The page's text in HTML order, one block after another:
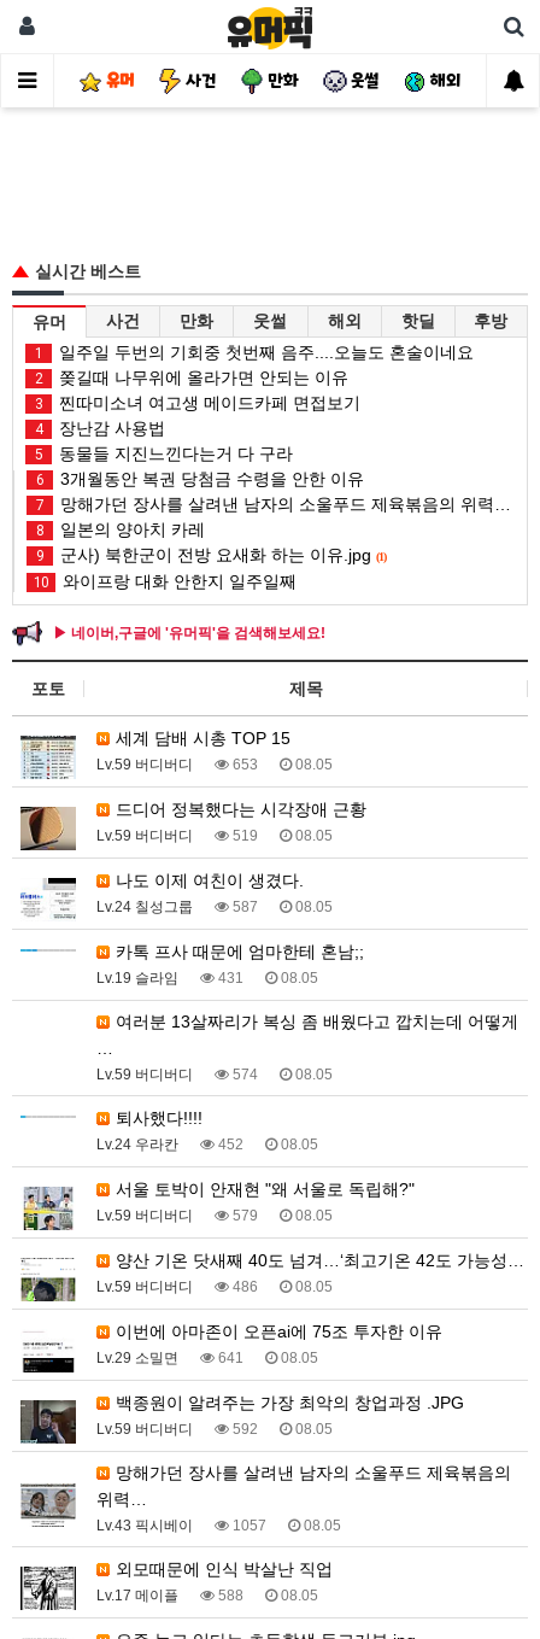
유머 사건 만화 웃썰 해외 핫
실시간 베스트
유머 사건 만화 웃썰 해외 핫딜 후방
1 일주일 두번의 기회중 첫번째 음주....오늘도 혼술이네요
2 쫒길때 나무위에 올라가면 안되는 이유
3 찐따미소녀 여고생 메이드카페 면접보기
4 장난감 사용법
5 동물들 지진느낀다는거 다 구라
6 3개월동안 복권 당첨금 수령을 안한 이유
7 망해가던 장사를 살려낸 남자의 소울푸드 제육볶음의 위력 ㅋㅋ
8 일본의 양아치 카레
9 군사) 북한군이 전방 요새화 하는 이유.jpg (1)
10 와이프랑 대화 안한지 일주일째
▶ 네이버,구글에 '유머픽'을 검색해보세요!
포토 제목
세계 담배 시총 TOP 15
Lv.59 버디버디 653 08.05
드디어 정복했다는 시각장애 근황
Lv.59 버디버디 519 08.05
나도 이제 여친이 생겼다.
Lv.24 칠성그룹 587 08.05
카톡 프사 때문에 엄마한테 혼남;;
Lv.19 슬라임 431 08.05
Lv.59 버디버디 574 08.05
퇴사했다!!!!
Lv.24 우라칸 452 08.05
서울 토박이 안재현 "왜 서울로 독립해?"
Lv.59 버디버디 579 08.05
양산 기온 닷새째 40도 넘겨…‘최고기온 42도 가능성…
Lv.59 버디버디 486 08.05
이번에 아마존이 오픈ai에 75조 투자한 이유
Lv.29 소밀면 641 08.05
백종원이 알려주는 가장 최악의 창업과정 .JPG
Lv.59 버디버디 592 08.05
위력…
Lv.43 픽시베이 1057 08.05
외모때문에 인식 박살난 직업
Lv.17 메이플 588 08.05